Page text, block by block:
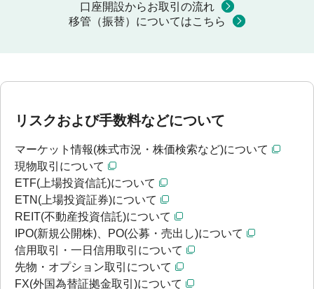
口座開設からお取引の流れ
移管（振替）についてはこちら
リスクおよび手数料などについて
マーケット情報(株式市況・株価検索など)について
現物取引について
ETF(上場投資信託)について
ETN(上場投資証券)について
REIT(不動産投資信託)について
IPO(新規公開株)、PO(公募・売出し)について
信用取引・一日信用取引について
先物・オプション取引について
FX(外国為替証拠金取引)について